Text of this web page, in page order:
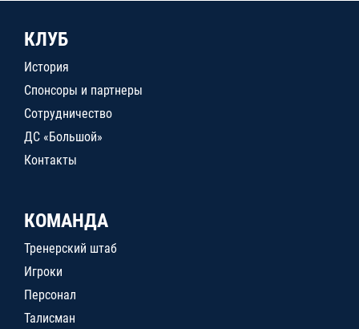
КЛУБ
История
Спонсоры и партнеры
Сотрудничество
ДС «Большой»
Контакты
КОМАНДА
Тренерский штаб
Игроки
Персонал
Талисман